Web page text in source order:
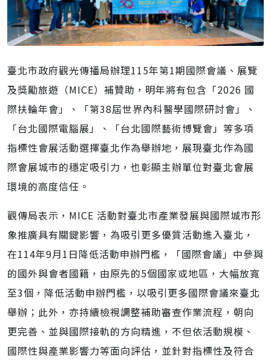
臺北市政府觀光傳播局辦理115年第1期國際會議、展覽
及獎勵旅遊（MICE）補贊助，明年將有包含「2026 國
際扶輪年會」、「第38屆世界內科醫學國際研討會」、
「台北國際電腦展」、「台北國際藝術博覽會」等多項
指標性會展活動選擇臺北作為舉辦地，展現臺北作為國
際會展城市的穩定吸引力，也彰顯主辦單位對臺北會展
環境的高度信任。
觀傳局表示，MICE 活動對臺北市產業發展與國際城市形
象推廣具有關鍵影響，為吸引更多優質活動進入臺北，
在114年9月1日降低活動申辦門檻，「國際會議」中參與
的國外與會者國籍，由原先的5個國家或地區，大幅放寬
至3個，降低活動申辦門檻，以吸引更多國際會議來臺北
舉辦；此外，亦持續檢視調整補助審查作業流程，朝向
更完善、並與國際接軌的方向精進，不但依活動規模、
國際性與產業影響力等面向評估，並針對指標性及符合